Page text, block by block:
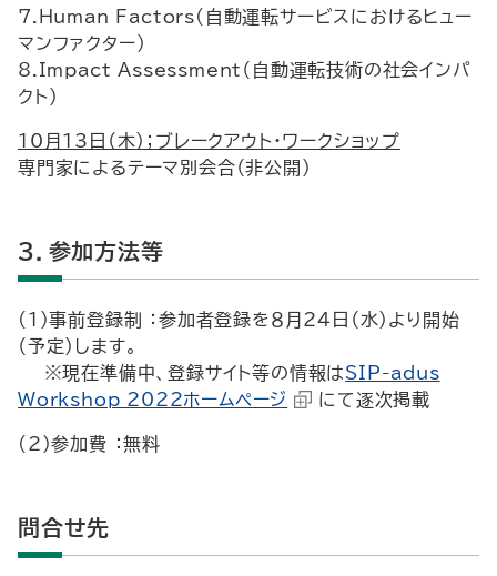
7.Human Factors(自動運転サービスにおけるヒュー
マンファクター)
8.Impact Assessment（自動運転技術の社会インパ
クト）
10月13日（木）；ブレークアウト・ワークショップ
専門家によるテーマ別会合（非公開）
３．参加方法等
(1)事前登録制 ：参加者登録を８月24日（水）より開始
（予定）します。
※現在準備中、登録サイト等の情報はSIP-adus
Workshop 2022ホームページ
にて逐次掲載
(2)参加費 ：無料
問合せ先